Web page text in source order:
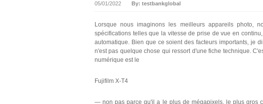
05/01/2022 By: testbankglobal
Lorsque nous imaginons les meilleurs appareils photo,
spécifications telles que la vitesse de prise de vue en
automatique. Bien que ce soient des facteurs importants, je
n'est pas quelque chose qui ressort d'une fiche technique.
numérique est le
Fujifilm X-T4
— non pas parce qu'il a le plus de mégapixels, le plus gros